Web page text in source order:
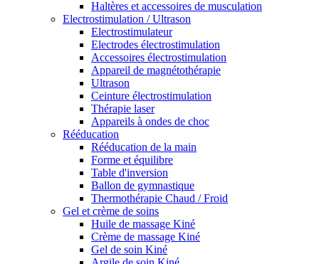
Haltères et accessoires de musculation
Electrostimulation / Ultrason
Electrostimulateur
Electrodes électrostimulation
Accessoires électrostimulation
Appareil de magnétothérapie
Ultrason
Ceinture électrostimulation
Thérapie laser
Appareils à ondes de choc
Rééducation
Rééducation de la main
Forme et équilibre
Table d'inversion
Ballon de gymnastique
Thermothérapie Chaud / Froid
Gel et crème de soins
Huile de massage Kiné
Crème de massage Kiné
Gel de soin Kiné